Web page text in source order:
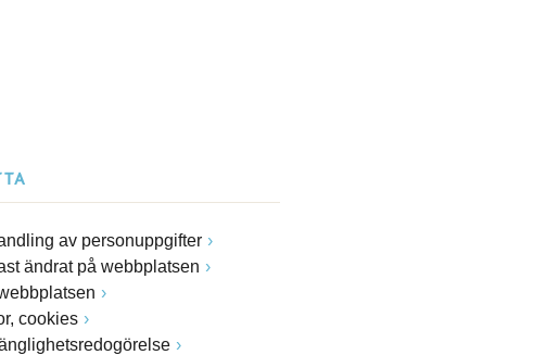
av personuppgifter
ändrat på webbplatsen
cookies